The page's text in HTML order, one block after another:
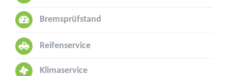
Bremsprüfstand
Reifenservice
Klimaservice